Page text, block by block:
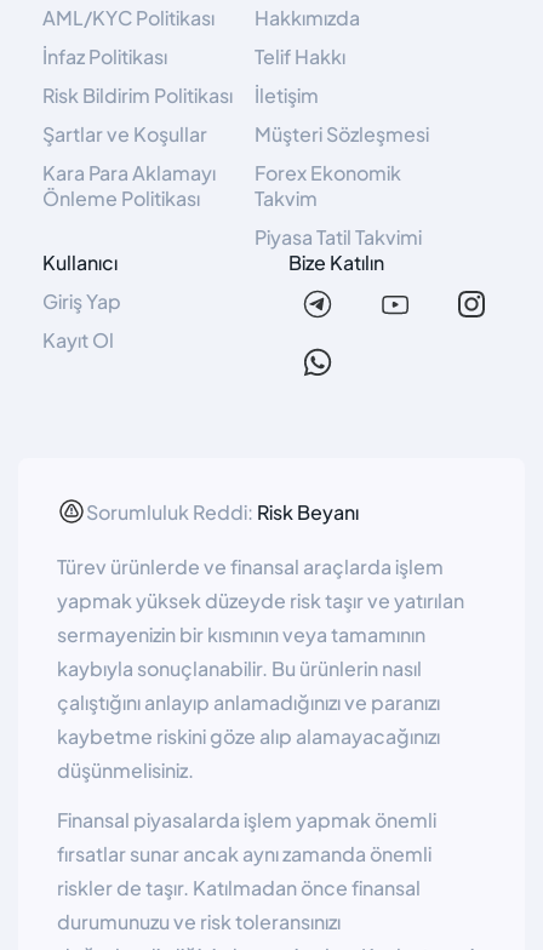
AML/KYC Politikası
İnfaz Politikası
Risk Bildirim Politikası
Şartlar ve Koşullar
Kara Para Aklamayı
Önleme Politikası
Hakkımızda
Telif Hakkı
İletişim
Müşteri Sözleşmesi
Forex Ekonomik
Takvim
Piyasa Tatil Takvimi
Kullanıcı
Giriş Yap
Kayıt Ol
Bize Katılın
Sorumluluk Reddi: Risk Beyanı
Türev ürünlerde ve finansal araçlarda işlem
yapmak yüksek düzeyde risk taşır ve yatırılan
sermayenizin bir kısmının veya tamamının
kaybıyla sonuçlanabilir. Bu ürünlerin nasıl
çalıştığını anlayıp anlamadığınızı ve paranızı
kaybetme riskini göze alıp alamayacağınızı
düşünmelisiniz.
Finansal piyasalarda işlem yapmak önemli
fırsatlar sunar ancak aynı zamanda önemli
riskler de taşır. Katılmadan önce finansal
durumunuzu ve risk toleransınızı